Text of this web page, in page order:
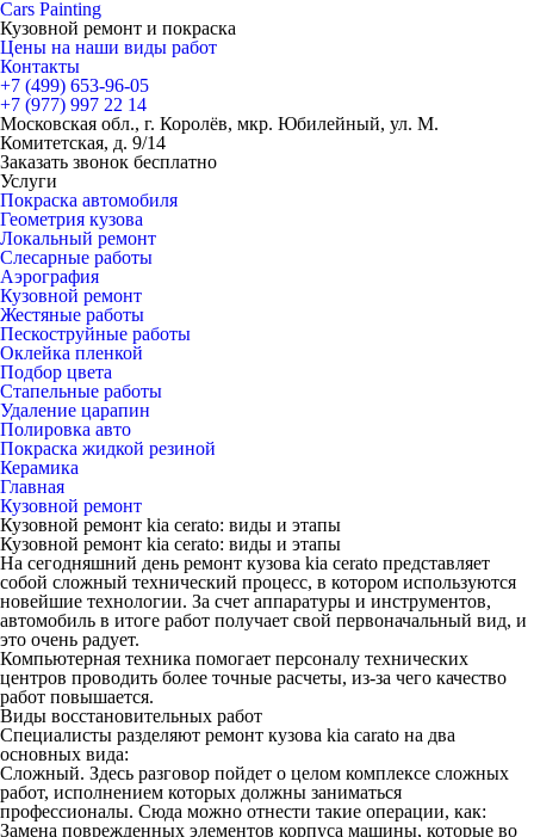
Cars Painting
Кузовной ремонт и покраска
Цены на наши виды работ
Контакты
+7 (499) 653-96-05
+7 (977) 997 22 14
Московская обл., г. Королёв, мкр. Юбилейный, ул. М.
Комитетская, д. 9/14
Заказать звонок бесплатно
Услуги
Покраска автомобиля
Геометрия кузова
Локальный ремонт
Слесарные работы
Аэрография
Кузовной ремонт
Жестяные работы
Пескоструйные работы
Оклейка пленкой
Подбор цвета
Стапельные работы
Удаление царапин
Полировка авто
Покраска жидкой резиной
Керамика
Главная
Кузовной ремонт
Кузовной ремонт kia cerato: виды и этапы
Кузовной ремонт kia cerato: виды и этапы
На сегодняшний день ремонт кузова kia cerato представляет
собой сложный технический процесс, в котором используются
новейшие технологии. За счет аппаратуры и инструментов,
автомобиль в итоге работ получает свой первоначальный вид, и
это очень радует.
Компьютерная техника помогает персоналу технических
центров проводить более точные расчеты, из-за чего качество
работ повышается.
Виды восстановительных работ
Специалисты разделяют ремонт кузова kia carato на два
основных вида:
Сложный. Здесь разговор пойдет о целом комплексе сложных
работ, исполнением которых должны заниматься
профессионалы. Сюда можно отнести такие операции, как:
Замена поврежденных элементов корпуса машины, которые во